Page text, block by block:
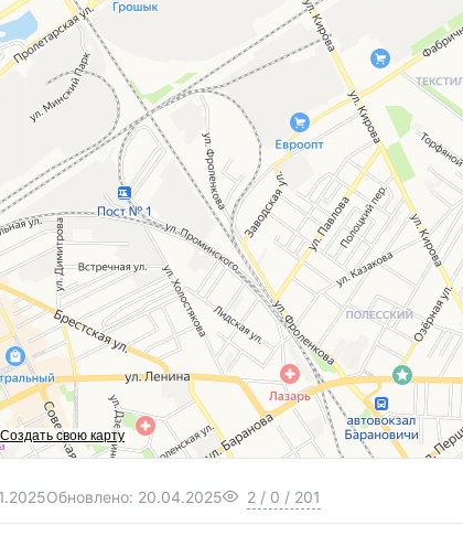
Создать свою карту
Обновлено: 20.04.2025 2 / 0 / 201